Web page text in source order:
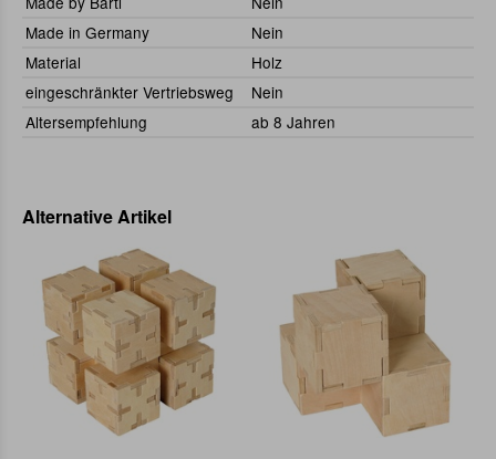
Made in Germany
Nein
Material
Holz
eingeschränkter Vertriebsweg
Nein
Altersempfehlung
ab 8 Jahren
Alternative Artikel